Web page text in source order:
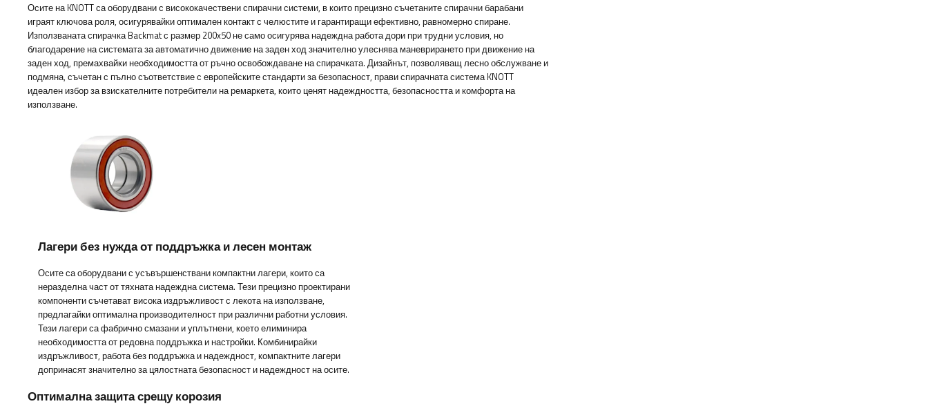
Осите на KNOTT са оборудвани с висококачествени спирачни системи, в които прецизно съчетаните спирачни барабани
играят ключова роля, осигурявайки оптимален контакт с челюстите и гарантиращи ефективно, равномерно спиране.
Използваната спирачка Backmat с размер 200x50 не само осигурява надеждна работа дори при трудни условия, но
благодарение на системата за автоматично движение на заден ход значително улеснява маневрирането при движение на
заден ход, премахвайки необходимостта от ръчно освобождаване на спирачката. Дизайнът, позволяващ лесно обслужване и
подмяна, съчетан с пълно съответствие с европейските стандарти за безопасност, прави спирачната система KNOTT
идеален избор за взискателните потребители на ремаркета, които ценят надеждността, безопасността и комфорта на
използване.
Лагери без нужда от поддръжка и лесен монтаж
Осите са оборудвани с усъвършенствани компактни лагери, които са
неразделна част от тяхната надеждна система. Тези прецизно проектирани
компоненти съчетават висока издръжливост с лекота на използване,
предлагайки оптимална производителност при различни работни условия.
Тези лагери са фабрично смазани и уплътнени, което елиминира
необходимостта от редовна поддръжка и настройки. Комбинирайки
издръжливост, работа без поддръжка и надеждност, компактните лагери
допринасят значително за цялостната безопасност и надеждност на осите.
Оптимална защита срещу корозия